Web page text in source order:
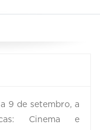
9 de setembro, a
Cinema e